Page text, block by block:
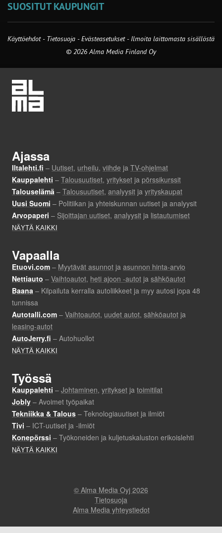
SUOSITUT KAUPUNGIT
Käyttöehdot - Tietosuoja -Evästeasetukset- Ilmoita laittomasta sisällöstä
© 2026 Alma Media Finland Oy